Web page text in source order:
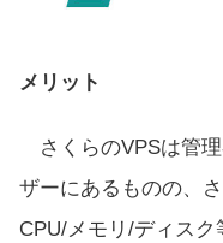
メリット
さくらのVPSは管
ザーにあるものの、
CPU/メモリ/ディス